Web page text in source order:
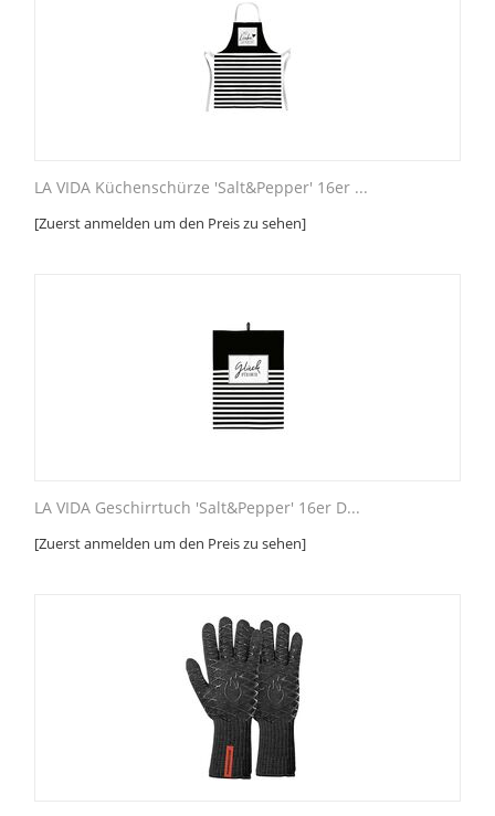
LA VIDA Küchenschürze 'Salt&Pepper' 16er ...
[Zuerst anmelden um den Preis zu sehen]
LA VIDA Geschirrtuch 'Salt&Pepper' 16er D...
[Zuerst anmelden um den Preis zu sehen]